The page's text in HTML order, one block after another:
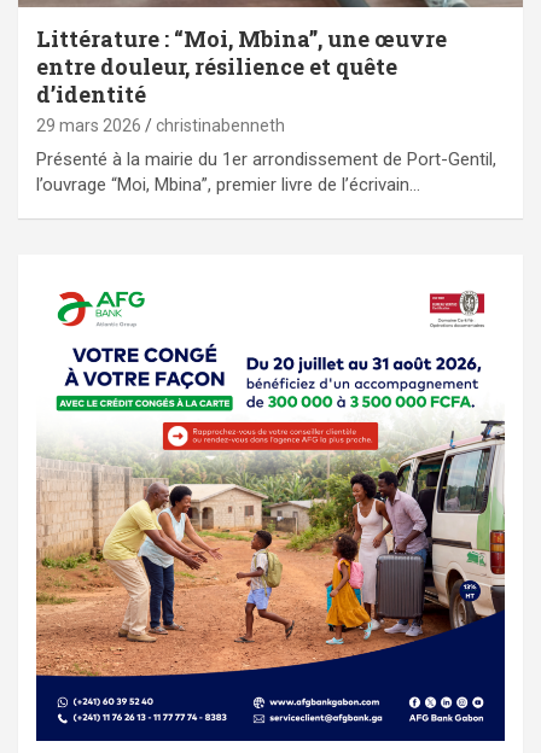
Littérature : “Moi, Mbina”, une œuvre
entre douleur, résilience et quête
d’identité
29 mars 2026 christinabenneth
Présenté à la mairie du 1er arrondissement de Port-Gentil,
l’ouvrage “Moi, Mbina”, premier livre de l’écrivain…